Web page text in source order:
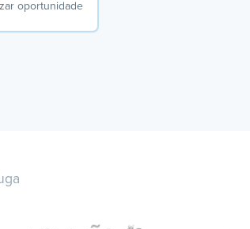
oportunidade